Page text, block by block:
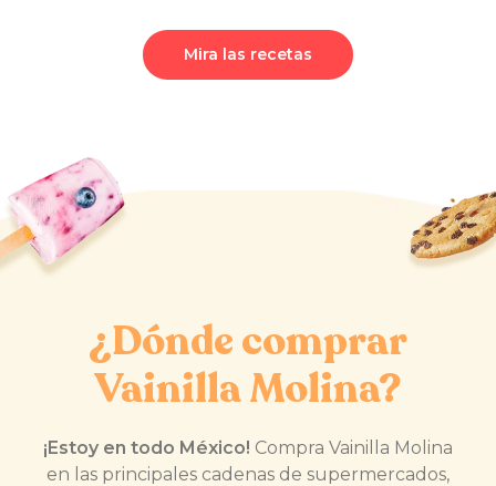
Mira las recetas
¿Dónde comprar
Vainilla Molina?
¡Estoy en todo México! Compra Vainilla Molina
en las principales cadenas de supermercados,